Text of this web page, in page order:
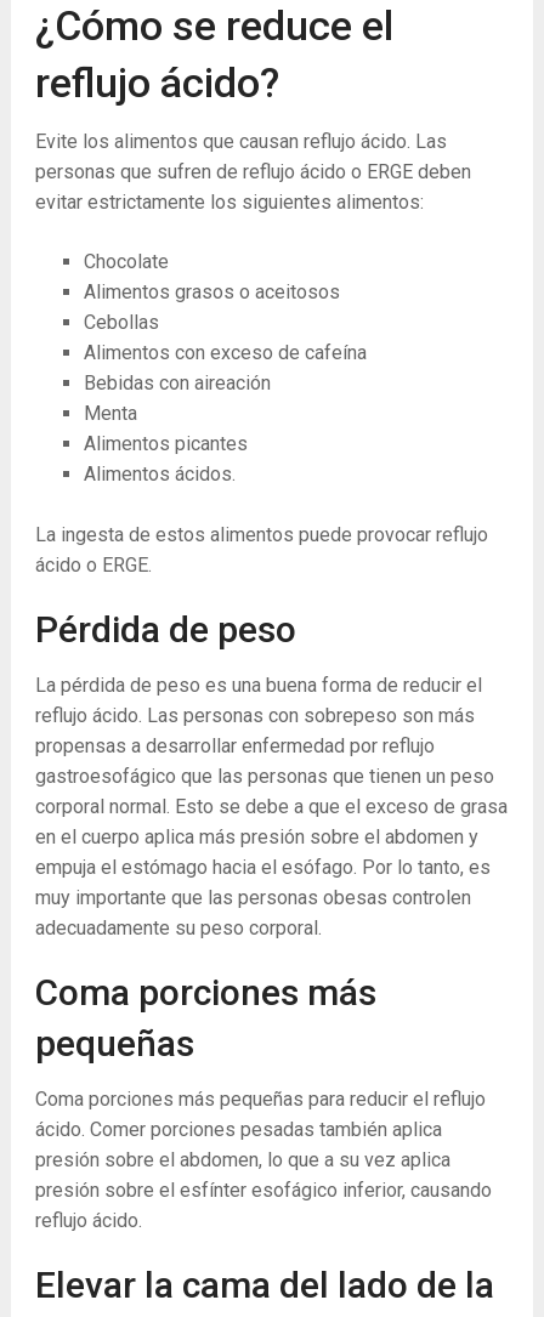
¿Cómo se reduce el
reflujo ácido?
Evite los alimentos que causan reflujo ácido. Las
personas que sufren de reflujo ácido o ERGE deben
evitar estrictamente los siguientes alimentos:
Chocolate
Alimentos grasos o aceitosos
Cebollas
Alimentos con exceso de cafeína
Bebidas con aireación
Menta
Alimentos picantes
Alimentos ácidos.
La ingesta de estos alimentos puede provocar reflujo
ácido o ERGE.
Pérdida de peso
La pérdida de peso es una buena forma de reducir el
reflujo ácido. Las personas con sobrepeso son más
propensas a desarrollar enfermedad por reflujo
gastroesofágico que las personas que tienen un peso
corporal normal. Esto se debe a que el exceso de grasa
en el cuerpo aplica más presión sobre el abdomen y
empuja el estómago hacia el esófago. Por lo tanto, es
muy importante que las personas obesas controlen
adecuadamente su peso corporal.
Coma porciones más
pequeñas
Coma porciones más pequeñas para reducir el reflujo
ácido. Comer porciones pesadas también aplica
presión sobre el abdomen, lo que a su vez aplica
presión sobre el esfínter esofágico inferior, causando
reflujo ácido.
Elevar la cama del lado de la